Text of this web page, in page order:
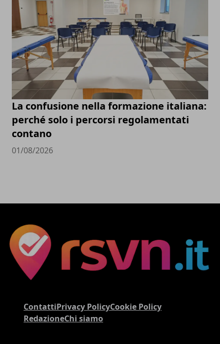
La confusione nella formazione italiana:
perché solo i percorsi regolamentati
contano
01/08/2026
ContattiPrivacy PolicyCookie Policy
RedazioneChi siamo